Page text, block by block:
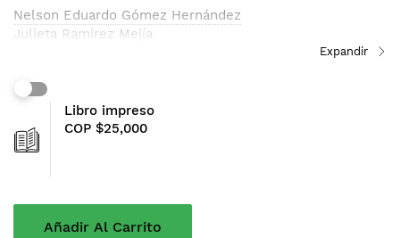
Nelson Eduardo Gómez Hernández
Julieta Ramirez Mejía
Libro impreso
COP $25,000
Añadir Al Carrito